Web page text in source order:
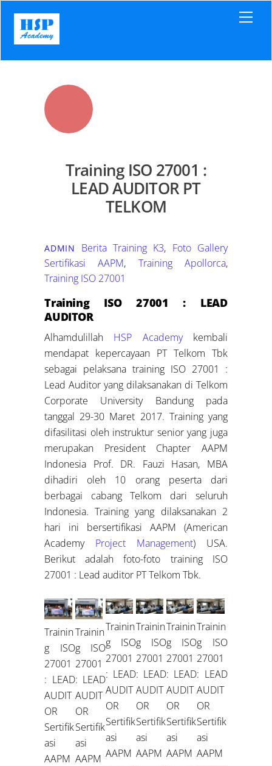
content
Training ISO 27001 :
LEAD AUDITOR PT
TELKOM
ADMIN Berita Training K3, Foto Gallery
Sertifikasi AAPM, Training Apollorca,
Training ISO 27001
Training ISO 27001 : LEAD
AUDITOR
Alhamdulillah HSP Academykembali
mendapat kepercayaan PT Telkom Tbk
sebagai pelaksana training ISO 27001 :
Lead Auditor yang dilaksanakan di Telkom
Corporate University Bandung pada
tanggal 29-30 Maret 2017. Training yang
difasilitasi oleh instruktur senior yang juga
merupakan President Chapter AAPM
Indonesia Prof. DR. Fauzi Hasan, MBA
dihadiri oleh 10 orang peserta dari
berbagai cabang Telkom dari seluruh
Indonesia. Training yang dilaksanakan 2
hari ini bersertifikasi AAPM (American
Academy Project Management) USA.
Berikut adalah foto-foto training ISO
27001 : Lead auditor PT Telkom Tbk.
Trainin
g ISO
27001
: LEAD
AUDIT
OR
Sertifik
asi
AAPM
Trainin
g ISO
27001
: LEAD
AUDIT
OR
Sertifik
asi
AAPM
Trainin
g ISO
27001
: LEAD
AUDIT
OR
Sertifik
asi
AAPM
Trainin
g ISO
27001
: LEAD
AUDIT
OR
Sertifik
asi
AAPM
Trainin
g ISO
27001
: LEAD
AUDIT
OR
Sertifik
asi
AAPM
Trainin
g ISO
27001
: LEAD
AUDIT
OR
Sertifik
asi
AAPM